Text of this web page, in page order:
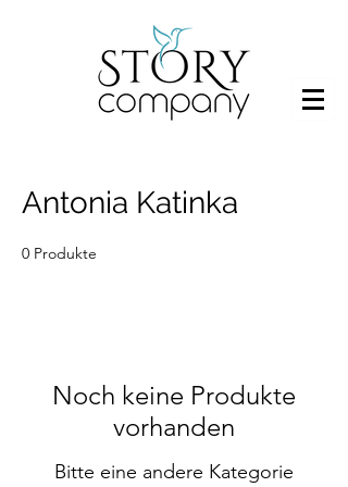
Antonia Katinka
0 Produkte
Noch keine Produkte
vorhanden
Bitte eine andere Kategorie